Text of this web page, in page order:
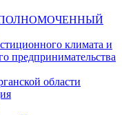
климата и
предпринимательства
области